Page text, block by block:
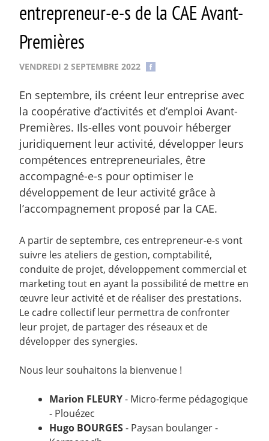
entrepreneur-e-s de la CAE Avant-
Premières
VENDREDI 2 SEPTEMBRE 2022
En septembre, ils créent leur entreprise avec
la coopérative d’activités et d’emploi Avant-
Premières. Ils-elles vont pouvoir héberger
juridiquement leur activité, développer leurs
compétences entrepreneuriales, être
accompagné-e-s pour optimiser le
développement de leur activité grâce à
l’accompagnement proposé par la CAE.
A partir de septembre, ces entrepreneur-e-s vont
suivre les ateliers de gestion, comptabilité,
conduite de projet, développement commercial et
marketing tout en ayant la possibilité de mettre en
œuvre leur activité et de réaliser des prestations.
Le cadre collectif leur permettra de confronter
leur projet, de partager des réseaux et de
développer des synergies.
Nous leur souhaitons la bienvenue !
Marion FLEURY- Micro-ferme pédagogique
- Plouézec
Hugo BOURGES- Paysan boulanger -